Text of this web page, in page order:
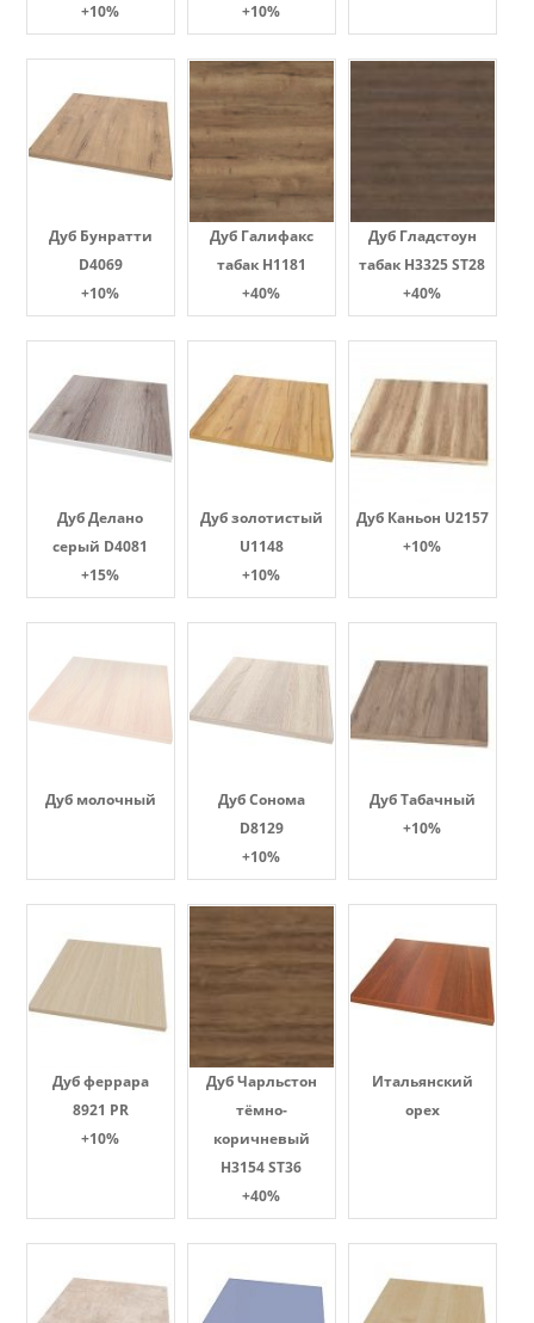
+10%
+10%
Дуб Бунратти
D4069
+10%
Дуб Галифакс
табак Н1181
+40%
Дуб Гладстоун
табак H3325 ST28
+40%
Дуб Делано
серый D4081
+15%
Дуб золотистый
U1148
+10%
Дуб Каньон U2157
+10%
Дуб молочный
Дуб Сонома
D8129
+10%
Дуб Табачный
+10%
Дуб феррара
8921 PR
+10%
Дуб Чарльстон
тёмно-
коричневый
H3154 ST36
+40%
Итальянский
орех